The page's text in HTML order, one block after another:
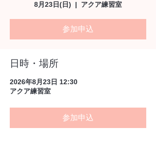
8月23日(日)
  |
アクア練習室
参加申込
日時・場所
2026年8月23日 12:30
アクア練習室
参加申込